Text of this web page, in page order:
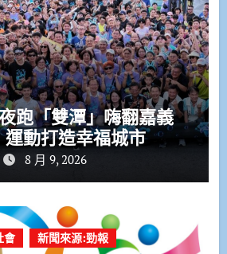
跑「雙潭」嗨翻嘉義
動打造幸福城市
8 月 9, 2026
會 新聞來源:勁報